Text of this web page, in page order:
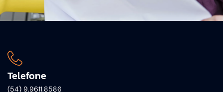
Telefone
(54) 9.9611.8586